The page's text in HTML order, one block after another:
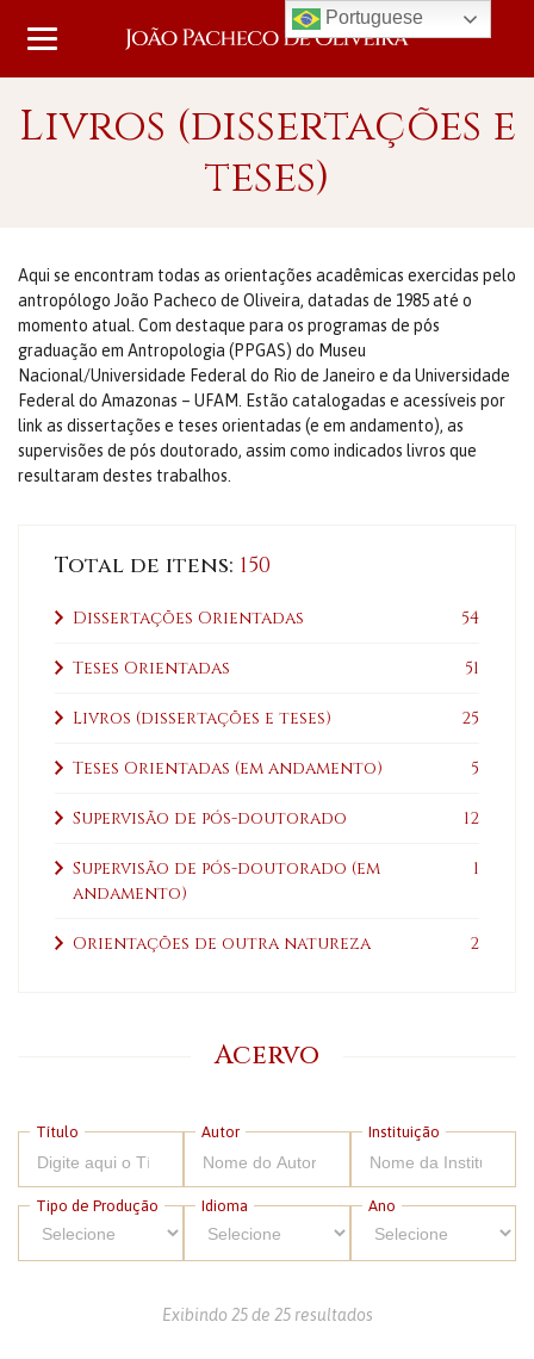
Livros (dissertações e
teses)
Aqui se encontram todas as orientações acadêmicas exercidas pelo
antropólogo João Pacheco de Oliveira, datadas de 1985 até o
momento atual. Com destaque para os programas de pós
graduação em Antropologia (PPGAS) do Museu
Nacional/Universidade Federal do Rio de Janeiro e da Universidade
Federal do Amazonas – UFAM. Estão catalogadas e acessíveis por
link as dissertações e teses orientadas (e em andamento), as
supervisões de pós doutorado, assim como indicados livros que
resultaram destes trabalhos.
Total de itens: 150
Dissertações Orientadas 54
Teses Orientadas 51
Livros (dissertações e teses) 25
Teses Orientadas (em andamento) 5
Supervisão de pós-doutorado 12
Supervisão de pós-doutorado (em
andamento)
1
Orientações de outra natureza 2
Acervo
Título Autor Instituição
Tipo de Produção Idioma Ano
Exibindo 25 de 25 resultados
Portuguese